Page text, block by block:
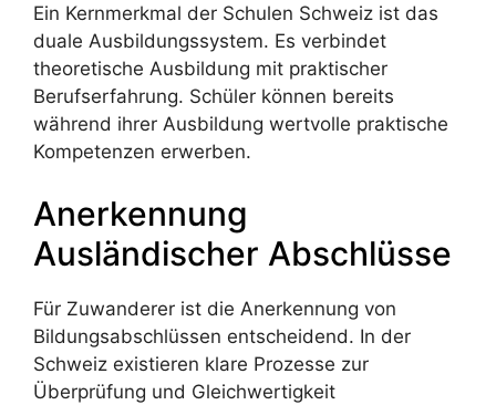
Ein Kernmerkmal der Schulen Schweiz ist das
duale Ausbildungssystem. Es verbindet
theoretische Ausbildung mit praktischer
Berufserfahrung. Schüler können bereits
während ihrer Ausbildung wertvolle praktische
Kompetenzen erwerben.
Anerkennung
Ausländischer Abschlüsse
Für Zuwanderer ist die Anerkennung von
Bildungsabschlüssen entscheidend. In der
Schweiz existieren klare Prozesse zur
Überprüfung und Gleichwertigkeit